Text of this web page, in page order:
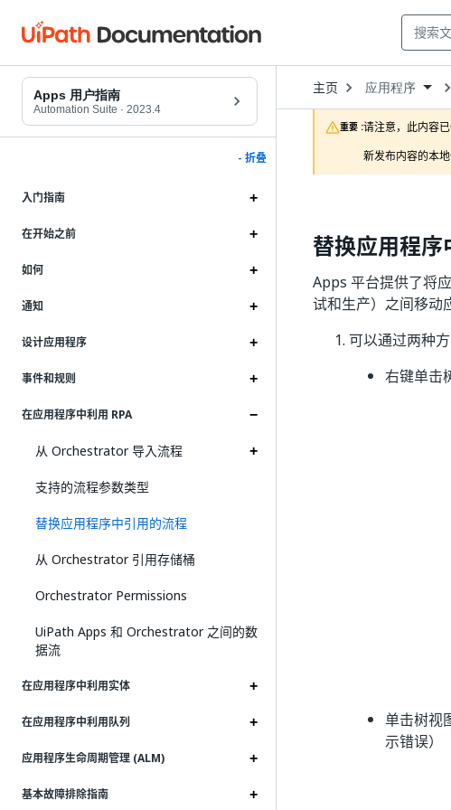
Apps 用户指南
Automation Suite · 2023.4
- 折叠
入门指南
在开始之前
如何
通知
设计应用程序
事件和规则
在应用程序中利用 RPA
从 Orchestrator 导入流程
支持的流程参数类型
替换应用程序中引用的流程
从 Orchestrator 引用存储桶
Orchestrator Permissions
UiPath Apps 和 Orchestrator 之间的数
据流
在应用程序中利用实体
在应用程序中利用队列
应用程序生命周期管理 (ALM)
基本故障排除指南
主页 Open
Dropdown
to
choose
product
应用程序
重要 :请注意，此内容
新发布内容的本
替换应用程
Apps 平台提供了将
试和生产）之间移动
可以通过两种
右键单击
单击树视
示错误）